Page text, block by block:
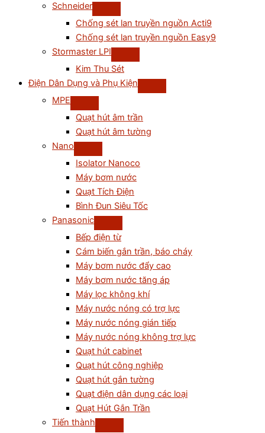
Schneider
Chống sét lan truyền nguồn Acti9
Chống sét lan truyền nguồn Easy9
Stormaster LPI
Kim Thu Sét
Điện Dân Dụng và Phụ Kiện
MPE
Quạt hút âm trần
Quạt hút âm tường
Nano
Isolator Nanoco
Máy bơm nước
Quạt Tích Điện
Bình Đun Siêu Tốc
Panasonic
Bếp điện từ
Cám biến gắn trần, báo cháy
Máy bơm nước đẩy cao
Máy bơm nước tăng áp
Máy lọc không khí
Máy nước nóng có trợ lực
Máy nước nóng gián tiếp
Máy nước nóng không trợ lực
Quạt hút cabinet
Quạt hút công nghiệp
Quạt hút gắn tường
Quạt điện dân dụng các loại
Quạt Hút Gắn Trần
Tiến thành